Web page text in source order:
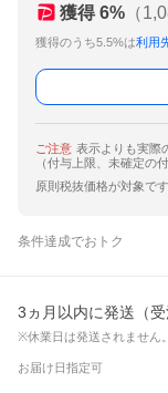
獲得 6% （
獲得のうち5.5%は利用
ご注意 表示よりも実際
（付与上限、未確定の付
原則税抜価格が対象で
条件達成でおトク
3ヵ月以内に発送（受
※休業日は発送されません。
お届け日指定可